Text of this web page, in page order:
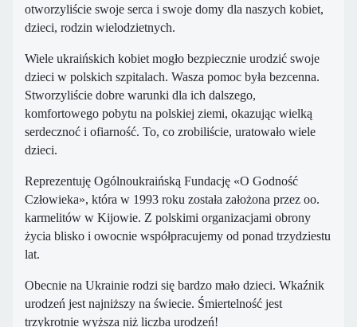
otworzyliście swoje serca i swoje domy dla naszych kobiet,
dzieci, rodzin wielodzietnych.
Wiele ukraińskich kobiet mogło bezpiecznie urodzić swoje
dzieci w polskich szpitalach. Wasza pomoc była bezcenna.
Stworzyliście dobre warunki dla ich dalszego,
komfortowego pobytu na polskiej ziemi, okazując wielką
serdecznoć i ofiarność. To, co zrobiliście, uratowało wiele
dzieci.
Reprezentuję Ogólnoukraińską Fundację «O Godność
Człowieka», która w 1993 roku została założona przez oo.
karmelitów w Kijowie. Z polskimi organizacjami obrony
życia blisko i owocnie współpracujemy od ponad trzydziestu
lat.
Obecnie na Ukrainie rodzi się bardzo mało dzieci. Wkaźnik
urodzeń jest najniższy na świecie. Śmiertelność jest
trzykrotnie wyższa niż liczba urodzeń!